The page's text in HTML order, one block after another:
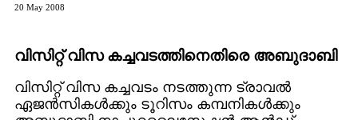
20 May 2008
വിസിറ്റ് വിസ കച്ചവടത്തിനെതിരെ അബുദാബി
വിസിറ്റ് വിസ കച്ചവടം നടത്തുന്ന ട്രാവല്‍
ഏജന്‍സികള്‍ക്കും ടൂറിസം കമ്പനികള്‍ക്കും